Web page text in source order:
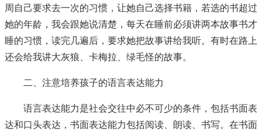
周自己要求去一次的习惯，让她自己选择书籍，若选的书超过
她的年龄，我会跟她说清楚，每天在睡前必须讲两本故事书才
睡的习惯，读完几遍后，要求她把故事讲给我听。有时在路上
还会给我讲大灰狼、卡梅拉、绿毛怪的故事。
二、注意培养孩子的语言表达能力
语言表达能力是社会交往中必不可少的条件，包括书面表
达和口头表达，书面表达能力包括阅读、朗读、书写。在书面